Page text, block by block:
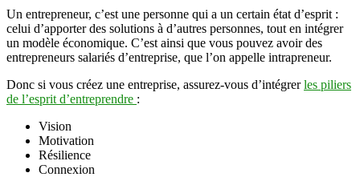
Un entrepreneur, c’est une personne qui a un certain état d’esprit :
celui d’apporter des solutions à d’autres personnes, tout en intégrer
un modèle économique. C’est ainsi que vous pouvez avoir des
entrepreneurs salariés d’entreprise, que l’on appelle intrapreneur.
Donc si vous créez une entreprise, assurez-vous d’intégrerles piliers
de l’esprit d’entreprendre :
Vision
Motivation
Résilience
Connexion